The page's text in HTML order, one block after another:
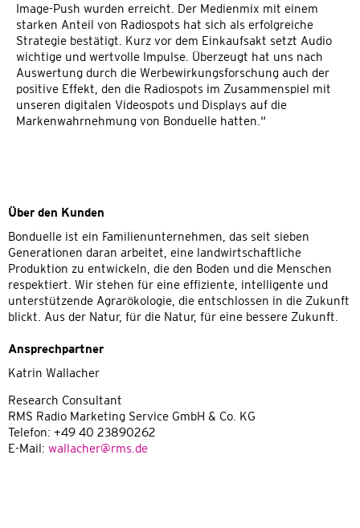
Image-Push wurden erreicht. Der Medienmix mit einem
starken Anteil von Radiospots hat sich als erfolgreiche
Strategie bestätigt. Kurz vor dem Einkaufsakt setzt Audio
wichtige und wertvolle Impulse. Überzeugt hat uns nach
Auswertung durch die Werbewirkungsforschung auch der
positive Effekt, den die Radiospots im Zusammenspiel mit
unseren digitalen Videospots und Displays auf die
Markenwahrnehmung von Bonduelle hatten.“
Über den Kunden
Bonduelle ist ein Familienunternehmen, das seit sieben
Generationen daran arbeitet, eine landwirtschaftliche
Produktion zu entwickeln, die den Boden und die Menschen
respektiert. Wir stehen für eine effiziente, intelligente und
unterstützende Agrarökologie, die entschlossen in die Zukunft
blickt. Aus der Natur, für die Natur, für eine bessere Zukunft.
Ansprechpartner
Katrin Wallacher
Research Consultant
RMS Radio Marketing Service GmbH & Co. KG
Telefon: +49 40 23890262
E-Mail: wallacher@rms.de